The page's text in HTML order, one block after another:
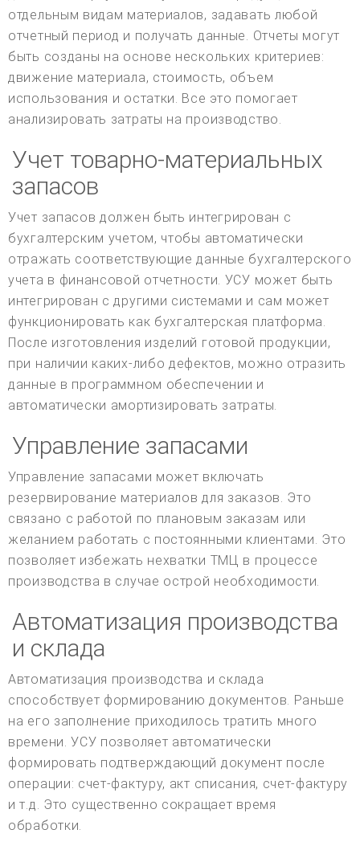
отдельным видам материалов, задавать любой
отчетный период и получать данные. Отчеты могут
быть созданы на основе нескольких критериев:
движение материала, стоимость, объем
использования и остатки. Все это помогает
анализировать затраты на производство.
Учет товарно-материальных
запасов
Учет запасов должен быть интегрирован с
бухгалтерским учетом, чтобы автоматически
отражать соответствующие данные бухгалтерского
учета в финансовой отчетности. УСУ может быть
интегрирован с другими системами и сам может
функционировать как бухгалтерская платформа.
После изготовления изделий готовой продукции,
при наличии каких-либо дефектов, можно отразить
данные в программном обеспечении и
автоматически амортизировать затраты.
Управление запасами
Управление запасами может включать
резервирование материалов для заказов. Это
связано с работой по плановым заказам или
желанием работать с постоянными клиентами. Это
позволяет избежать нехватки ТМЦ в процессе
производства в случае острой необходимости.
Автоматизация производства
и склада
Автоматизация производства и склада
способствует формированию документов. Раньше
на его заполнение приходилось тратить много
времени. УСУ позволяет автоматически
формировать подтверждающий документ после
операции: счет-фактуру, акт списания, счет-фактуру
и т.д. Это существенно сокращает время
обработки.